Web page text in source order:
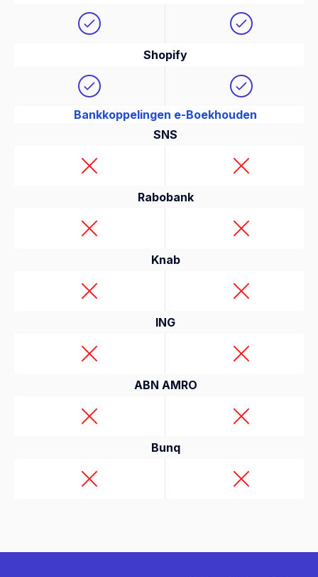
Shopify
Bankkoppelingen e-Boekhouden
SNS
Rabobank
Knab
ING
ABN AMRO
Bunq